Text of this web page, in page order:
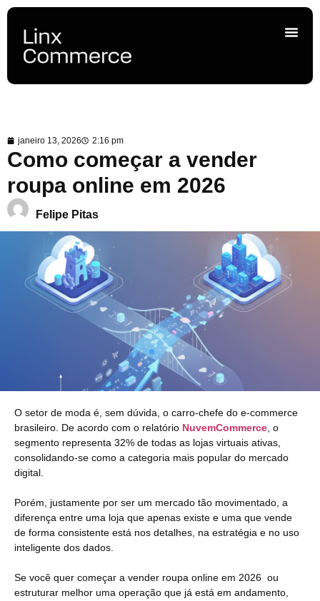
janeiro 13, 2026 2:16 pm
Como começar a vender
roupa online em 2026
Felipe Pitas
O setor de moda é, sem dúvida, o carro-chefe do e-commerce
brasileiro. De acordo com o relatório NuvemCommerce, o
segmento representa 32% de todas as lojas virtuais ativas,
consolidando-se como a categoria mais popular do mercado
digital.
Porém, justamente por ser um mercado tão movimentado, a
diferença entre uma loja que apenas existe e uma que vende
de forma consistente está nos detalhes, na estratégia e no uso
inteligente dos dados.
Se você quer começar a vender roupa online em 2026 ou
estruturar melhor uma operação que já está em andamento,